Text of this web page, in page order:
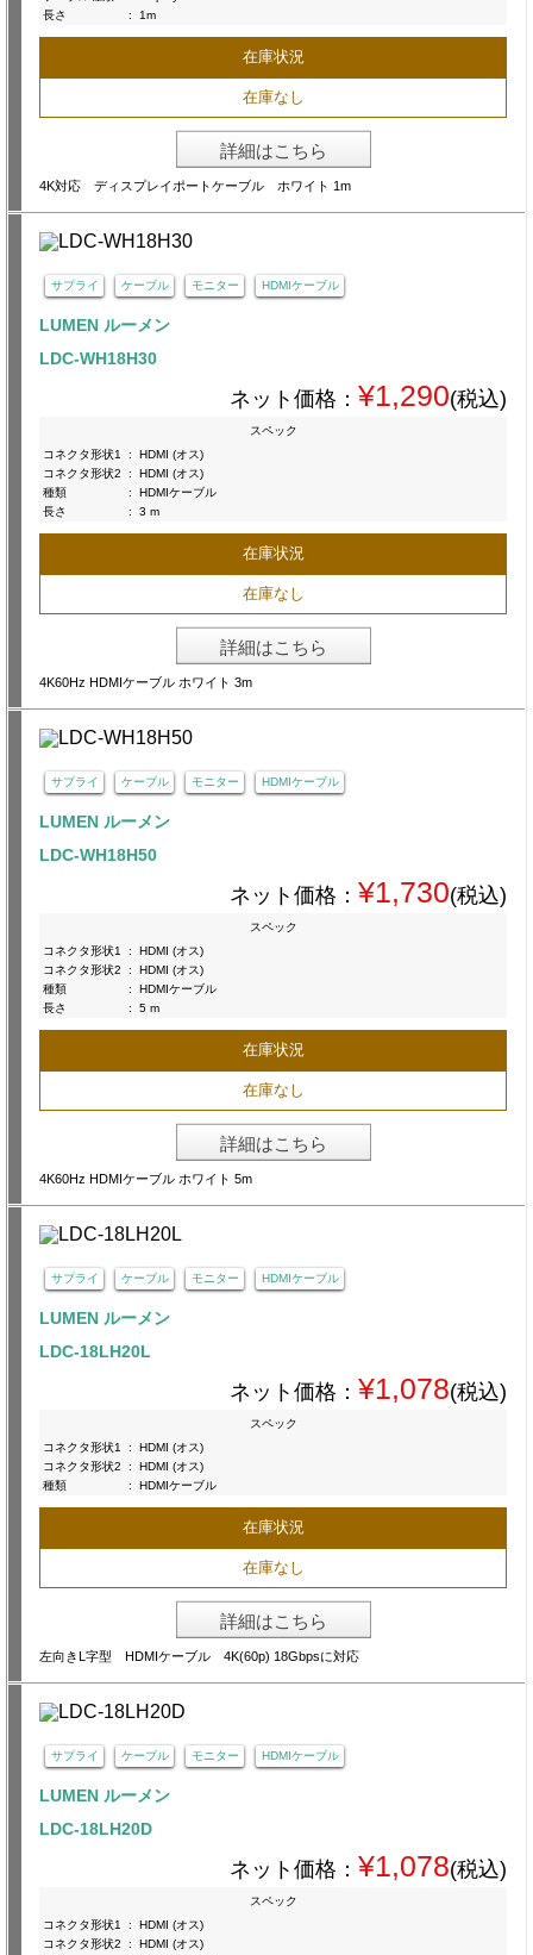
長さ
: 1m
在庫状況
在庫なし
詳細はこちら
4K対応 ディスプレイポートケーブル ホワイト 1m
サプライ ケーブル モニター HDMIケーブル
LUMEN ルーメン
LDC-WH18H30
ネット価格： ¥1,290(税込)
スペック
コネクタ形状1
:
HDMI (オス)
コネクタ形状2
:
HDMI (オス)
種類
:
HDMIケーブル
長さ
: 3 m
在庫状況
在庫なし
詳細はこちら
4K60Hz HDMIケーブル ホワイト 3m
サプライ ケーブル モニター HDMIケーブル
LUMEN ルーメン
LDC-WH18H50
ネット価格： ¥1,730(税込)
スペック
コネクタ形状1
:
HDMI (オス)
コネクタ形状2
:
HDMI (オス)
種類
:
HDMIケーブル
長さ
: 5 m
在庫状況
在庫なし
詳細はこちら
4K60Hz HDMIケーブル ホワイト 5m
サプライ ケーブル モニター HDMIケーブル
LUMEN ルーメン
LDC-18LH20L
ネット価格： ¥1,078(税込)
スペック
コネクタ形状1
:
HDMI (オス)
コネクタ形状2
:
HDMI (オス)
種類
: HDMIケーブル
在庫状況
在庫なし
詳細はこちら
左向きL字型 HDMIケーブル 4K(60p) 18Gbpsに対応
サプライ ケーブル モニター HDMIケーブル
LUMEN ルーメン
LDC-18LH20D
ネット価格： ¥1,078(税込)
スペック
コネクタ形状1
:
HDMI (オス)
コネクタ形状2
:
HDMI (オス)